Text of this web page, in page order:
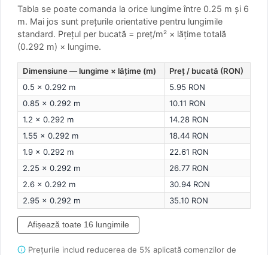
Tabla se poate comanda la orice lungime între 0.25 m și 6
m. Mai jos sunt prețurile orientative pentru lungimile
standard. Prețul per bucată = preț/m² × lățime totală
(0.292 m) × lungime.
Dimensiune — lungime × lățime (m)
Preț / bucată (RON)
0.5 × 0.292 m
5.95 RON
0.85 × 0.292 m
10.11 RON
1.2 × 0.292 m
14.28 RON
1.55 × 0.292 m
18.44 RON
1.9 × 0.292 m
22.61 RON
2.25 × 0.292 m
26.77 RON
2.6 × 0.292 m
30.94 RON
2.95 × 0.292 m
35.10 RON
Afișează toate 16 lungimile
Prețurile includ reducerea de 5% aplicată comenzilor de